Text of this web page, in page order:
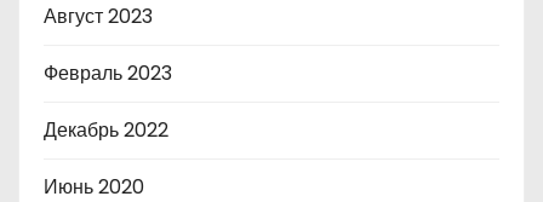
Август 2023
Февраль 2023
Декабрь 2022
Июнь 2020